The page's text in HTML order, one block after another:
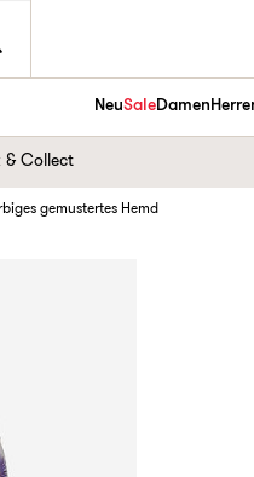
NeuSaleDamen
& Collect
gemustertes Hemd